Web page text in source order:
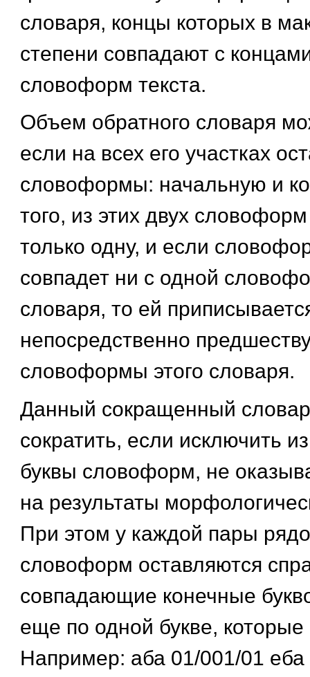
словаря, концы которых в
степени совпадают с
словоформ текста.
Объем обратного словаря
если на всех его участках
словоформы: начальную и
того, из этих двух
только одну, и если
совпадет ни с одной
словаря, то ей
непосредственно
словоформы этого словаря.
Данный сокращенный
сократить, если исключить
буквы словоформ, не
на результаты
При этом у каждой пары
словоформ оставляются
совпадающие конечные
еще по одной букве,
Например: аба 01/001/01